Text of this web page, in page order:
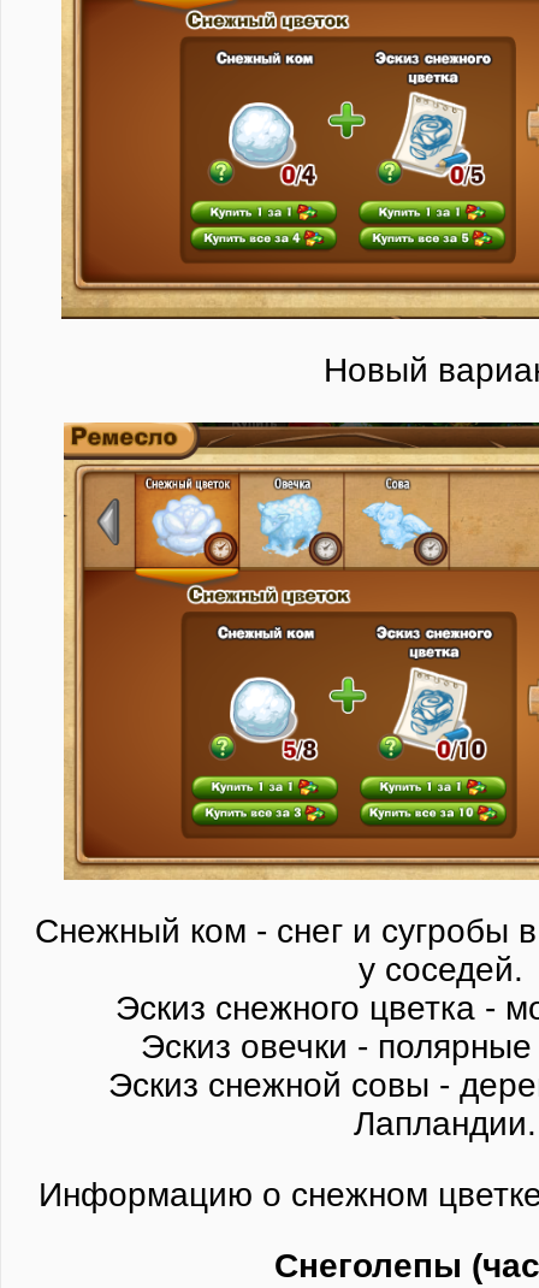
Новый
Снежный ком - снег и сугробы
у соседей.
Эскиз снежного цветка -
Эскиз овечки -
Эскиз снежной совы -
Лапландии.
Информацию о снежном
Снеголепы